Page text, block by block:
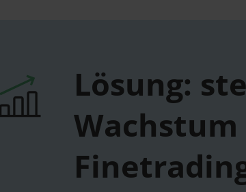
Lösung: